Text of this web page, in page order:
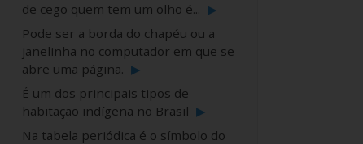
de cego quem tem um olho é... ▶
Pode ser a borda do chapéu ou a
janelinha no computador em que se
abre uma página. ▶
É um dos principais tipos de
habitação indígena no Brasil ▶
Na tabela periódica é o símbolo do